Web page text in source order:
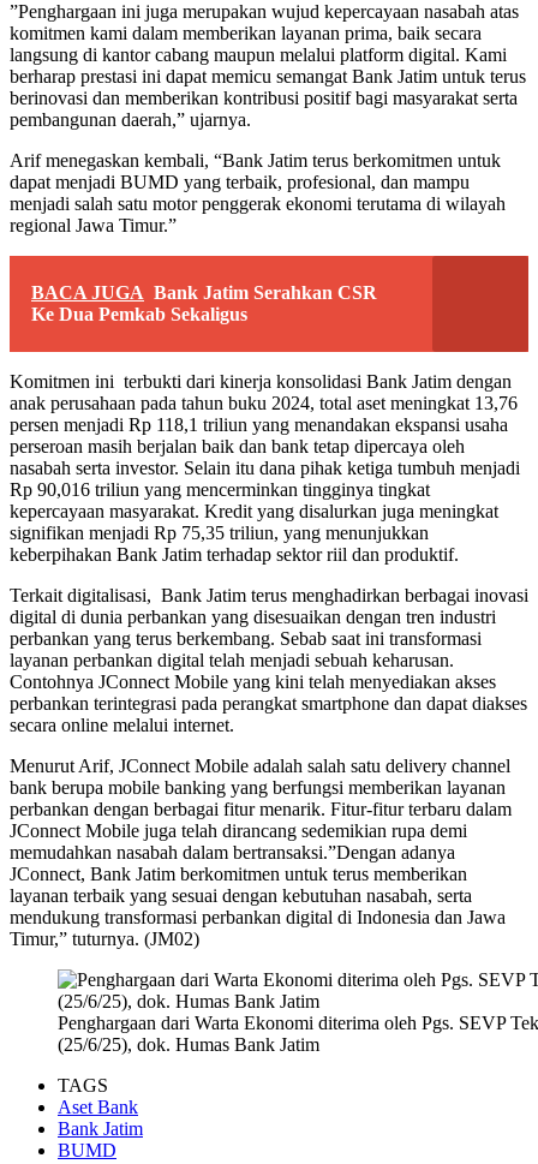
”Penghargaan ini juga merupakan wujud kepercayaan nasabah atas
komitmen kami dalam memberikan layanan prima, baik secara
langsung di kantor cabang maupun melalui platform digital. Kami
berharap prestasi ini dapat memicu semangat Bank Jatim untuk terus
berinovasi dan memberikan kontribusi positif bagi masyarakat serta
pembangunan daerah,” ujarnya.
Arif menegaskan kembali, “Bank Jatim terus berkomitmen untuk
dapat menjadi BUMD yang terbaik, profesional, dan mampu
menjadi salah satu motor penggerak ekonomi terutama di wilayah
regional Jawa Timur.”
BACA JUGA Bank Jatim Serahkan CSR
Ke Dua Pemkab Sekaligus
Komitmen ini terbukti dari kinerja konsolidasi Bank Jatim dengan
anak perusahaan pada tahun buku 2024, total aset meningkat 13,76
persen menjadi Rp 118,1 triliun yang menandakan ekspansi usaha
perseroan masih berjalan baik dan bank tetap dipercaya oleh
nasabah serta investor. Selain itu dana pihak ketiga tumbuh menjadi
Rp 90,016 triliun yang mencerminkan tingginya tingkat
kepercayaan masyarakat. Kredit yang disalurkan juga meningkat
signifikan menjadi Rp 75,35 triliun, yang menunjukkan
keberpihakan Bank Jatim terhadap sektor riil dan produktif.
Terkait digitalisasi, Bank Jatim terus menghadirkan berbagai inovasi
digital di dunia perbankan yang disesuaikan dengan tren industri
perbankan yang terus berkembang. Sebab saat ini transformasi
layanan perbankan digital telah menjadi sebuah keharusan.
Contohnya JConnect Mobile yang kini telah menyediakan akses
perbankan terintegrasi pada perangkat smartphone dan dapat diakses
secara online melalui internet.
Menurut Arif, JConnect Mobile adalah salah satu delivery channel
bank berupa mobile banking yang berfungsi memberikan layanan
perbankan dengan berbagai fitur menarik. Fitur-fitur terbaru dalam
JConnect Mobile juga telah dirancang sedemikian rupa demi
memudahkan nasabah dalam bertransaksi.”Dengan adanya
JConnect, Bank Jatim berkomitmen untuk terus memberikan
layanan terbaik yang sesuai dengan kebutuhan nasabah, serta
mendukung transformasi perbankan digital di Indonesia dan Jawa
Timur,” tuturnya. (JM02)
Penghargaan dari Warta Ekonomi diterima oleh Pgs. SEVP
(25/6/25), dok. Humas Bank Jatim
TAGS
Aset Bank
Bank Jatim
BUMD